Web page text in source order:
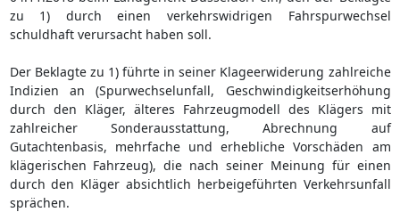
zu 1) durch einen verkehrswidrigen Fahrspurwechsel
schuldhaft verursacht haben soll.
Der Beklagte zu 1) führte in seiner Klageerwiderung zahlreiche
Indizien an (Spurwechselunfall, Geschwindigkeitserhöhung
durch den Kläger, älteres Fahrzeugmodell des Klägers mit
zahlreicher Sonderausstattung, Abrechnung auf
Gutachtenbasis, mehrfache und erhebliche Vorschäden am
klägerischen Fahrzeug), die nach seiner Meinung für einen
durch den Kläger absichtlich herbeigeführten Verkehrsunfall
sprächen.